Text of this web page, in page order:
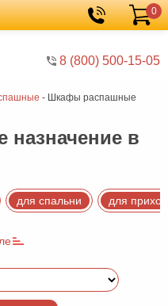
8 (800) 500-15-05
Корзина
0
- Шкафы распашные
в
для спальни для